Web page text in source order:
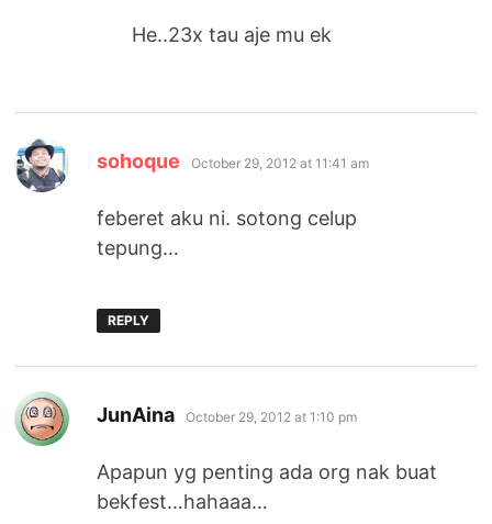
He..23x tau aje mu ek
sohoque says:
October 29, 2012 at 11:41 am
feberet aku ni. sotong celup
tepung…
REPLY
JunAina says:
October 29, 2012 at 1:10 pm
Apapun yg penting ada org nak buat
bekfest…hahaaa…